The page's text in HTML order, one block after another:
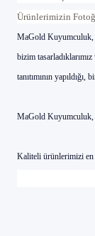
Ürünlerimizin Fotoğ
MaGold
bizim tasarladıklarımız
tanıtımının yapıldığı,
MaGold Kuyumculuk,
Kaliteli ürünlerimizi